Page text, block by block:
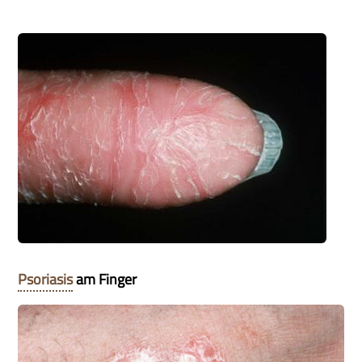
Psoriasisam Finger